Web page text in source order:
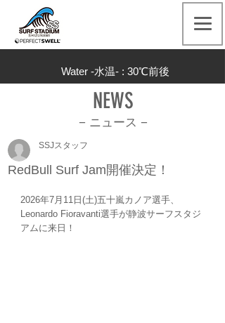
Water -水温- : 30℃前後
NEWS
− ニュース −
RedBull Surf Jam開催決定！
SSJスタッフ
2026年7月11日(土)五十嵐カノア選手、
Leonardo Fioravanti選手が静波サーフスタジ
アムに来日！